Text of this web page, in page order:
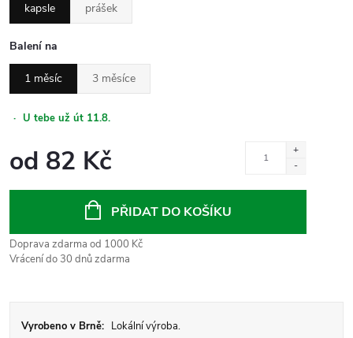
kapsle prášek
Balení na
1 měsíc 3 měsíce
· U tebe už út 11.8.
od 82 Kč
PŘIDAT DO KOŠÍKU
Doprava zdarma od 1000 Kč
Vrácení do 30 dnů zdarma
Vyrobeno v Brně: Lokální výroba.